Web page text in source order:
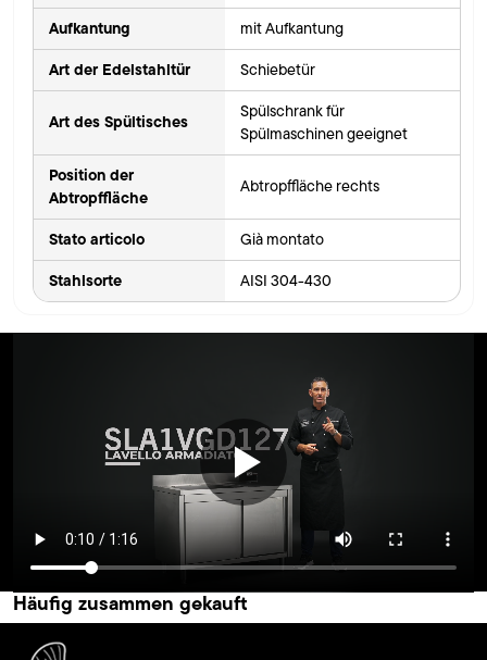
Aufkantung mit Aufkantung
Art der Edelstahltür Schiebetür
Art des Spültisches
Spülschrank für
Spülmaschinen geeignet
Position der
Abtropffläche
Abtropffläche rechts
Stato articolo Già montato
Stahlsorte AISI 304-430
Häufig zusammen gekauft